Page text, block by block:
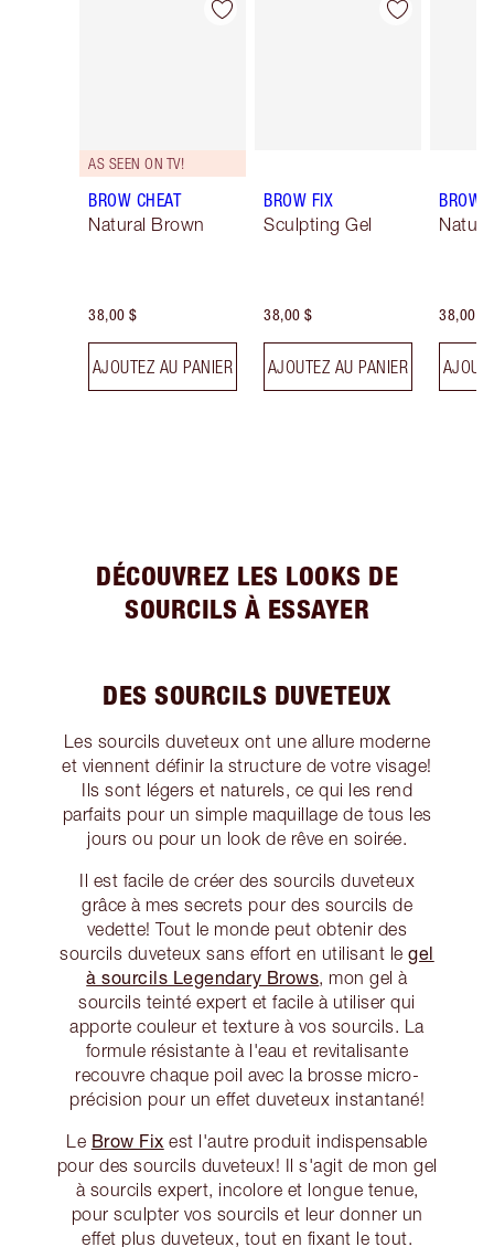
Article 1 sur 10
AS SEEN ON TV!
BROW CHEAT
Natural Brown
38,00 $
AJOUTEZ AU PANIER
Article 2 sur 10
BROW FIX
Sculpting Gel
38,00 $
AJOUTEZ AU PANIER
BROW
38,00 $
DÉCOUVREZ LES LOOKS DE
SOURCILS À ESSAYER
DES SOURCILS DUVETEUX
Les sourcils duveteux ont une allure moderne
et viennent définir la structure de votre visage!
Ils sont légers et naturels, ce qui les rend
parfaits pour un simple maquillage de tous les
jours ou pour un look de rêve en soirée.
Il est facile de créer des sourcils duveteux
grâce à mes secrets pour des sourcils de
vedette! Tout le monde peut obtenir des
sourcils duveteux sans effort en utilisant legel
à sourcils Legendary Brows, mon gel à
sourcils teinté expert et facile à utiliser qui
apporte couleur et texture à vos sourcils. La
formule résistante à l'eau et revitalisante
recouvre chaque poil avec la brosse micro-
précision pour un effet duveteux instantané!
Le Brow Fix est l'autre produit indispensable
pour des sourcils duveteux! Il s'agit de mon gel
à sourcils expert, incolore et longue tenue,
pour sculpter vos sourcils et leur donner un
effet plus duveteux, tout en fixant le tout.